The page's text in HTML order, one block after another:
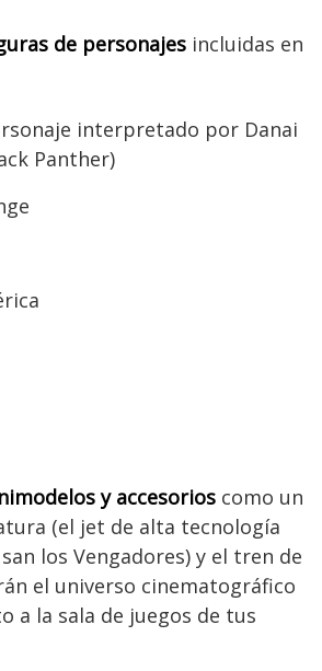
de personajes incluidas en
interpretado por Danai
Panther)
y accesorios como un
(el jet de alta tecnología
los Vengadores) y el tren de
el universo cinematográfico
a la sala de juegos de tus